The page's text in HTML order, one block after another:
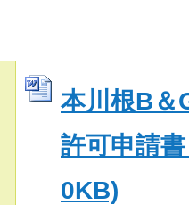
本川根B＆
許可申請
0KB)